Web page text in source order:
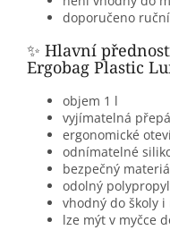
doporučeno
✨ Hlavní
Ergobag Plastic
objem 1 l
vyjímatelná
ergonomické
odnímatelné
bezpečný
odolný
vhodný do školy i
lze mýt v myčce